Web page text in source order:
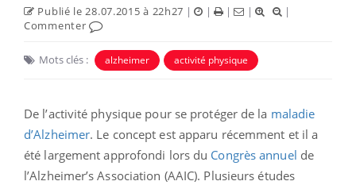
Publié le 28.07.2015 à 22h27 | | | |
|
Commenter
Mots clés : alzheimer activité physique
De l’activité physique pour se protéger de la maladie
d’Alzheimer. Le concept est apparu récemment et il a
été largement approfondi lors du Congrès annuel de
l’Alzheimer’s Association (AAIC). Plusieurs études